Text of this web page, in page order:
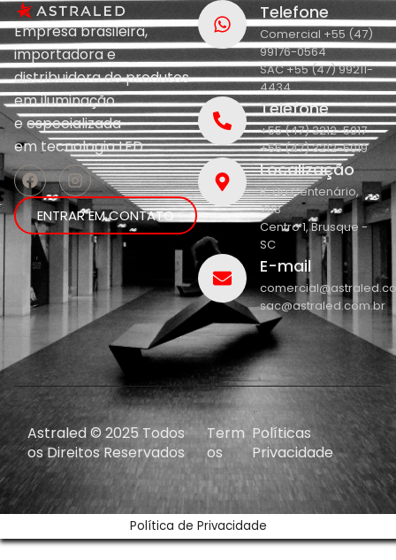
Empresa brasileira,
importadora e
distribuidora de produtos
em iluminação
eespecializada
emtecnologia LED.
ENTRAR EM CONTATO
Telefone
Comercial +55 (47)
99176-0564
SAC +55 (47) 99211-
4434
Telefone
+55 (47) 3212-5017
+55 (47) 3212-5019
Localização
R. do Centenário,
208
Centro 1, Brusque -
SC
E-mail
sac@astraled.com.br
Astraled © 2025 Todos
os Direitos Reservados
Term
os
Políticas
Privacidade
Política de Privacidade